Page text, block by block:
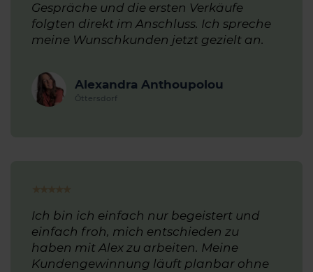
Gespräche und die ersten Verkäufe
folgten direkt im Anschluss. Ich spreche
meine Wunschkunden jetzt gezielt an.
Alexandra Anthoupolou
Öttersdorf
Ich bin ich einfach nur begeistert und
einfach froh, mich entschieden zu
haben mit Alex zu arbeiten. Meine
Kundengewinnung läuft planbar ohne